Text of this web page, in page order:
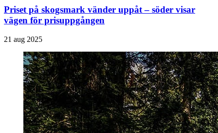
Priset på skogsmark vänder uppåt – söder visar
vägen för prisuppgången
21 aug 2025